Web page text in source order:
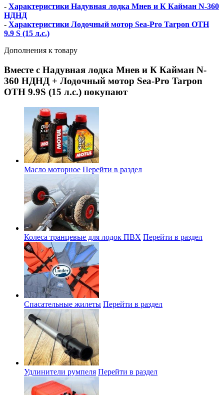
- Характеристики Надувная лодка Мнев и К Кайман N-360
НДНД
- Характеристики Лодочный мотор Sea-Pro Tarpon OTH
9.9 S (15 л.с.)
Дополнения к товару
Вместе с Надувная лодка Мнев и К Кайман N-
360 НДНД + Лодочный мотор Sea-Pro Tarpon
OTH 9.9S (15 л.с.) покупают
Масло моторное Перейти в раздел
Колеса транцевые для лодок ПВХ Перейти в раздел
Спасательные жилеты Перейти в раздел
Удлинители румпеля Перейти в раздел